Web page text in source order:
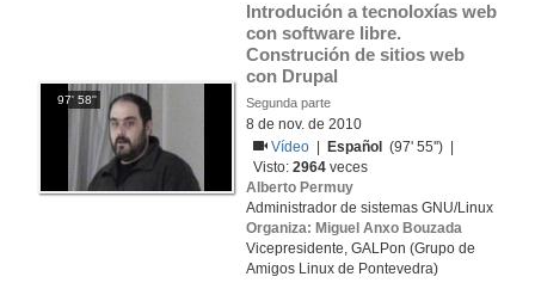
97' 58''
Introdución a tecnoloxías web
con software libre.
Construción de sitios web
con Drupal
Segunda parte
8 de nov. de 2010
Vídeo
Español
(97' 55'') |
Visto:2964 veces
Alberto Permuy
Administrador de sistemas GNU/Linux
Organiza: Miguel Anxo Bouzada
Vicepresidente, GALPon (Grupo de
Amigos Linux de Pontevedra)